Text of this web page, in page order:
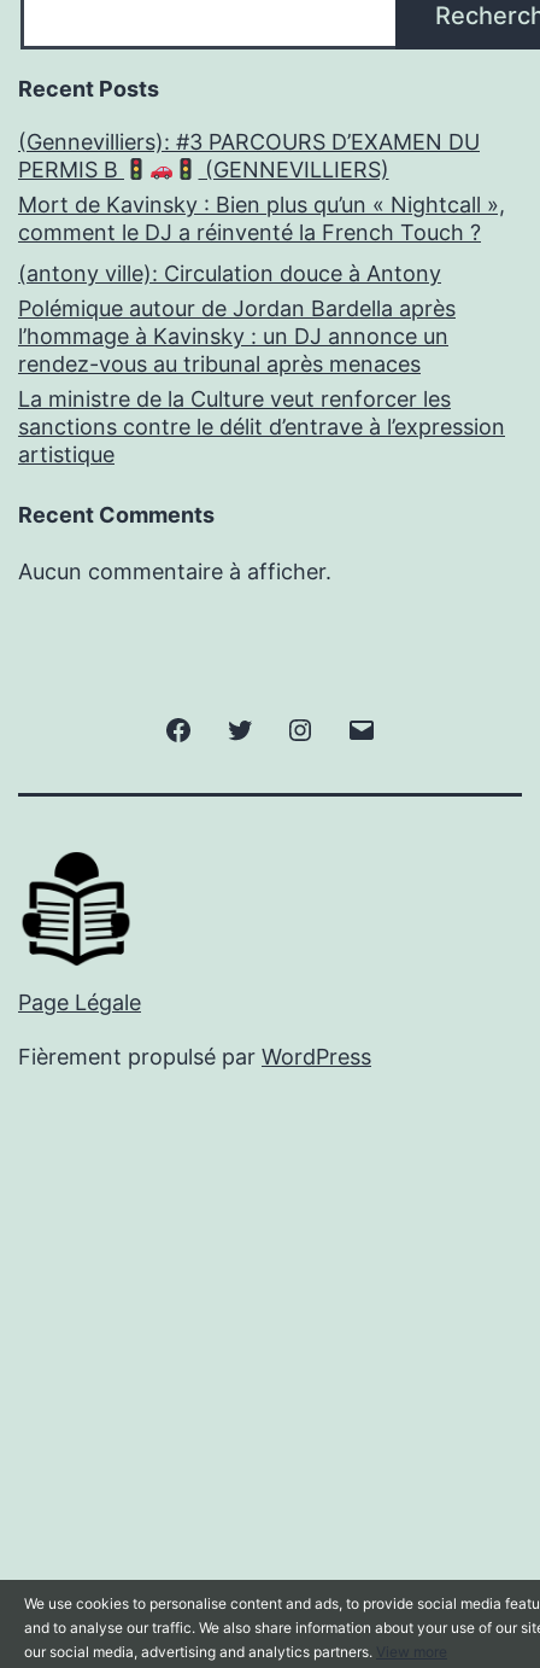
Recent Posts
(Gennevilliers): #3 PARCOURS D’EXAMEN DU
PERMIS B
(GENNEVILLIERS)
Mort de Kavinsky : Bien plus qu’un « Nightcall »,
comment le DJ a réinventé la French Touch ?
(antony ville): Circulation douce à Antony
Polémique autour de Jordan Bardella après
l’hommage à Kavinsky : un DJ annonce un
rendez-vous au tribunal après menaces
La ministre de la Culture veut renforcer les
sanctions contre le délit d’entrave à l’expression
artistique
Recent Comments
Aucun commentaire à afficher.
FacebookTwitter Instagram
Page Légale
Fièrement propulsé par WordPress
We use cookies to personalise content and ads, to provide social media
and to analyse our traffic. We also share information about your use of our
our social media, advertising and analytics partners.